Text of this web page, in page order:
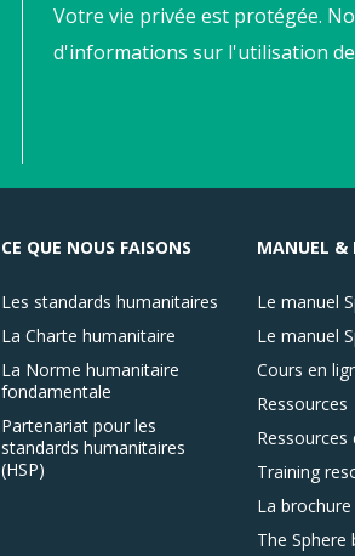
Votre vie privée est protégée.
d'informations sur l'utilisation
CE QUE NOUS FAISONS
Les standards humanitaires
La Charte humanitaire
La Norme humanitaire
fondamentale
Partenariat pour les
standards humanitaires
(HSP)
MANUEL &
Le manuel
Le manuel
Cours en
Ressources
Training
La brochure
The Sphere